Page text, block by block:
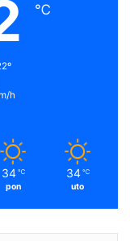
℃
h
34 ℃
pon
34 ℃
uto